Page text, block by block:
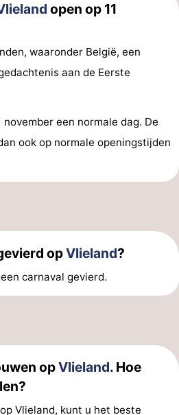
open op 11
waaronder België, een
aan de Eerste
november een normale dag. De
ook op normale openingstijden
opVlieland?
carnaval gevierd.
opVlieland. Hoe
Vlieland, kunt u het beste